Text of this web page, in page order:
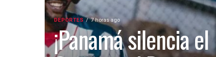
DEPORTES 7 horas ago
¡Panamá silencia el